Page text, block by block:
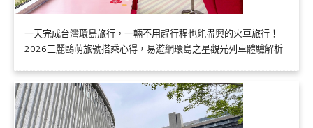
一天完成台灣環島旅行，一輛不用趕行程也能盡興的火車旅行！
2026三麗鷗萌旅號搭乘心得，易遊網環島之星觀光列車體驗解析